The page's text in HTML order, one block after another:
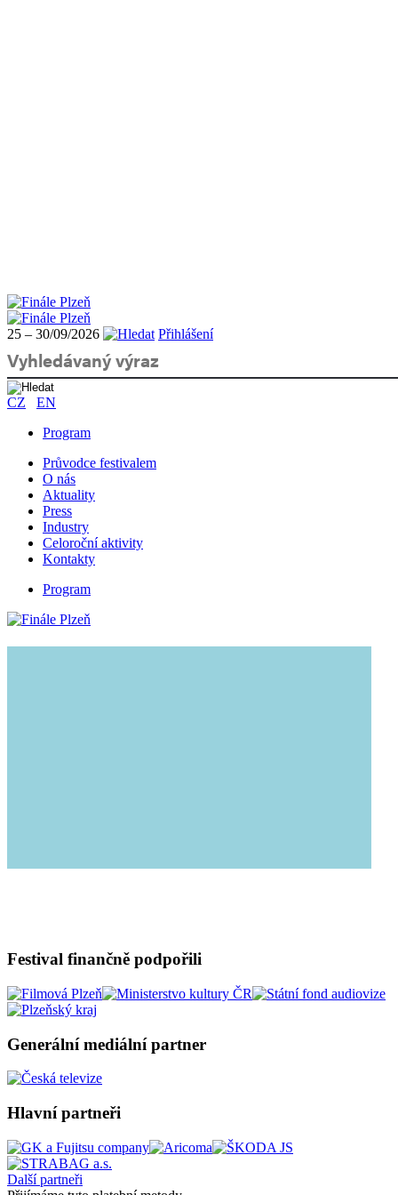
25 – 30/09/2026 Přihlášení
CZ
EN
Program
Průvodce festivalem
O nás
Aktuality
Press
Industry
Celoroční aktivity
Kontakty
Program
Festival finančně podpořili
Generální mediální partner
Hlavní partneři
Další partneři